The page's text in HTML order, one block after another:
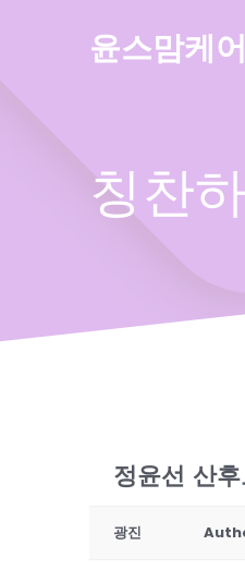
윤스맘케어
칭찬
정윤선 산
광진